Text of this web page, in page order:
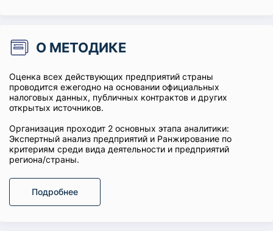
О МЕТОДИКЕ
Оценка всех действующих предприятий страны
проводится ежегодно на основании официальных
налоговых данных, публичных контрактов и других
открытых источников.
Организация проходит 2 основных этапа аналитики:
Экспертный анализ предприятий и Ранжирование по
критериям среди вида деятельности и предприятий
региона/страны.
Подробнее